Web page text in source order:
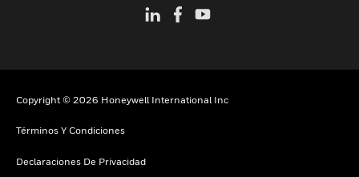
Copyright © 2026 Honeywell International Inc
Términos Y Condiciones
Declaraciones De Privacidad